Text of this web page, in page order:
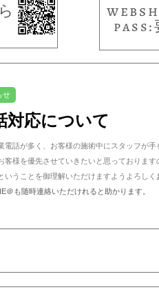
pass:
せ
対応について
電話が多く、お客様の施術中にスタッフが
客様を優先させていきたいと思っておりま
いうことを御理解いただけますようよろしく
＠も随時連絡いただけれると助かります。